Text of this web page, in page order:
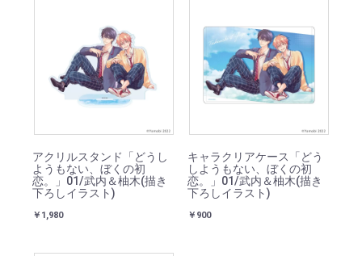
アクリルスタンド「どうし
ようもない、ぼくの初
恋。」01/武内＆柚木(描き
下ろしイラスト)
￥1,980
キャラクリアケース「どう
しようもない、ぼくの初
恋。」01/武内＆柚木(描き
下ろしイラスト)
￥900